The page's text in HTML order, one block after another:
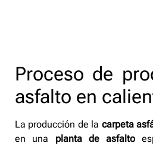
Proceso de
asfalto en
La producción de la carpeta
en una planta de asfalto